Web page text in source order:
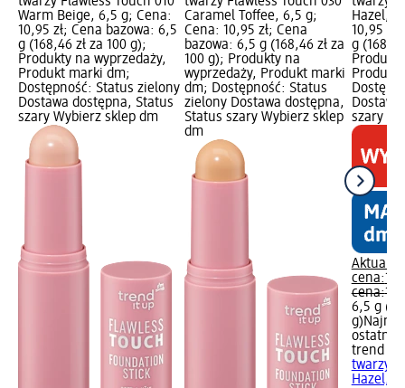
Warm Beige, 6,5 g; Cena:
10,95 zł; Cena bazowa: 6,5
g (168,46 zł za 100 g);
Produkty na wyprzedaży,
Produkt marki dm;
Dostępność: Status zielony
Dostawa dostępna, Status
szary Wybierz sklep dm
Caramel Toffee, 6,5 g;
Cena: 10,95 zł; Cena
bazowa: 6,5 g (168,46 zł za
100 g); Produkty na
wyprzedaży, Produkt marki
dm; Dostępność: Status
zielony Dostawa dostępna,
Status szary Wybierz sklep
dm
Hazel,
10,95
g
Produkt
szary
Aktualna
cena:
cena:
6,5 g
g)
trend !t
twarzy
Hazel,